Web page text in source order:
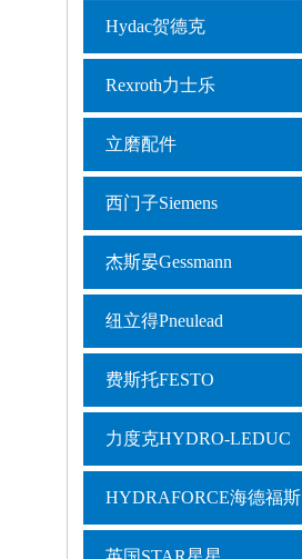
Hydac贺德克
Rexroth力士乐
立磨配件
西门子Siemens
杰斯晏Gessmann
纽立得Pneulead
费斯托FESTO
力度克HYDRO-LEDUC
HYDRAFORCE海德福斯